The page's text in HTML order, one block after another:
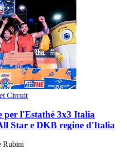
Circuit
per l'Estathé 3x3 Italia
Star e DKB regine d'Italia
Rubini